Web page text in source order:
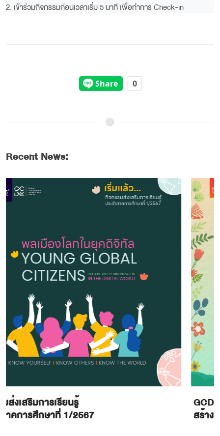
2. เข้าร่วมกิจกรรมก่อนเวลาเริ่ม 5 นาที เพื่อทำการ Check-in
• Scores = จำนวนกิจกรรมที่เข้าร่วม
• Penalty = จำนวนกิจกรรมที่จองไว้แต่ไม่เข้าร่วม
Recent News:
กรรมส่งเสริมการเรียนรู้
ระจำภาคการศึกษาที่ 2/2566